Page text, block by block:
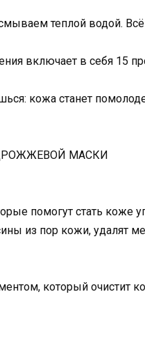
теплой водой.
включает в себя 15
кожа станет
МАСКИ
помогут стать коже
из пор кожи, удалят
который очистит